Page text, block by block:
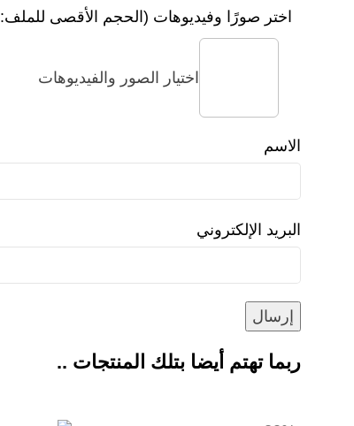
اختر صورًا وفيديوهات (الحجم الأقصى للملف: 2000 كيلوبايت، الحد الأقصى للملفات: 3).
اختيار الصور والفيديوهات
الاسم
البريد الإلكتروني
ربما تهتم أيضا بتلك المنتجات ..